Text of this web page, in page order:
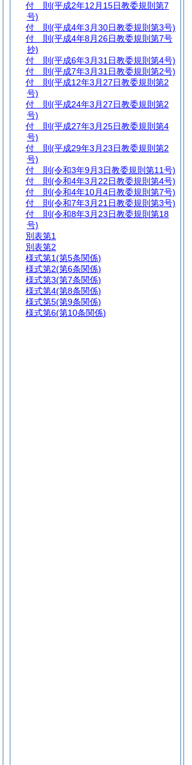
付 則 (平成2年12月15日教委規則第7
号)
付 則 (平成4年3月30日教委規則第3号)
付 則 (平成4年8月26日教委規則第7号
抄)
付 則 (平成6年3月31日教委規則第4号)
付 則 (平成7年3月31日教委規則第2号)
付 則 (平成12年3月27日教委規則第2
号)
付 則 (平成24年3月27日教委規則第2
号)
付 則 (平成27年3月25日教委規則第4
号)
付 則 (平成29年3月23日教委規則第2
号)
付 則 (令和3年9月3日教委規則第11号)
付 則 (令和4年3月22日教委規則第4号)
付 則 (令和4年10月4日教委規則第7号)
付 則 (令和7年3月21日教委規則第3号)
付 則 (令和8年3月23日教委規則第18
号)
別表第1
別表第2
様式第1(第5条関係)
様式第2(第6条関係)
様式第3(第7条関係)
様式第4(第8条関係)
様式第5(第9条関係)
様式第6(第10条関係)